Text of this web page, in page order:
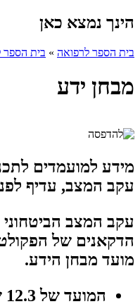
הינך נמצא כאן
בית הספר לרפואה » בית הספר
מבחן ידע
עקב המצב, עדיף
עקב המצב
הדקאנים של
מועד מבחן הידע.